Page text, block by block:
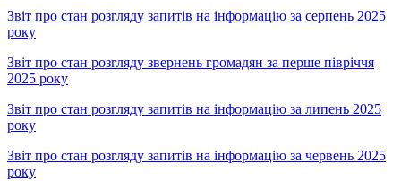
Звіт про стан розгляду запитів на інформацію за серпень 2025
року
Звіт про стан розгляду звернень громадян за перше півріччя
2025 року
Звіт про стан розгляду запитів на інформацію за липень 2025
року
Звіт про стан розгляду запитів на інформацію за червень 2025
року